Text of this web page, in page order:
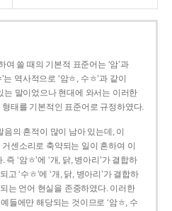
여 쓸 때의 기본적 표준어는 ‘암’과
는 역사적으로 ‘암ㅎ, 수ㅎ’과 같이
는 말이었으나 현대에 와서는 이러한
형태를 기본적인 표준어로 규정하였다.
의 흔적이 많이 남아 있는데, 이
센소리로 축약되는 일이 흔하여 이
‘암ㅎ’에 ‘개, 닭, 병아리’가 결합하
고 ‘수ㅎ’에 ‘개, 닭, 병아리’가 결합하
는 언어 현실을 존중하였다. 이러한
들에만 해당되는 것이므로 ‘암ㅎ, 수